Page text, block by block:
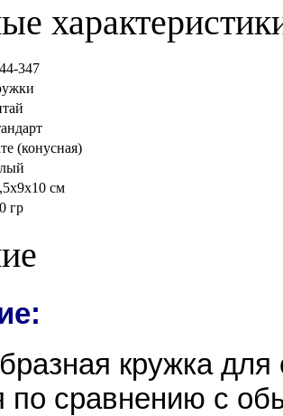
347
(конусная)
см
гр
кружка
по сравнению с